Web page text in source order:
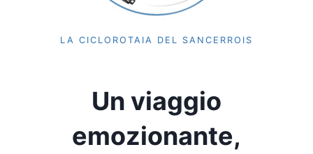
LA CICLOROTAIA DEL SANCERROIS
Un viaggio
emozionante,